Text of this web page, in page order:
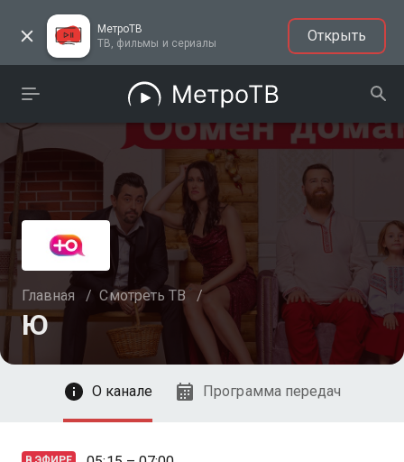
МетроТВ
ТВ, фильмы и сериалы
Открыть
Главная / Смотреть ТВ /
Ю Смотреть
О канале Программа передач